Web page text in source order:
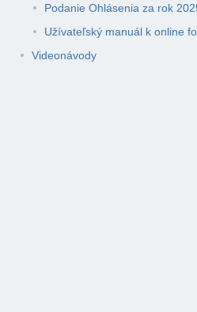
Podanie Ohlásenia za rok
Užívateľský manuál k online
Videonávody